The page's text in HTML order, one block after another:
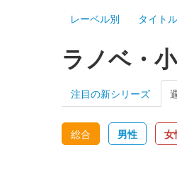
レーベル別 タイト
ラノベ・
注目の新シリーズ
総合 男性 女